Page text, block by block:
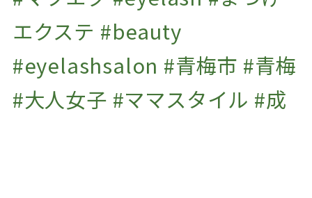
エクステ #beauty
#eyelashsalon #青梅市 #青梅
#大人女子 #ママスタイル #成